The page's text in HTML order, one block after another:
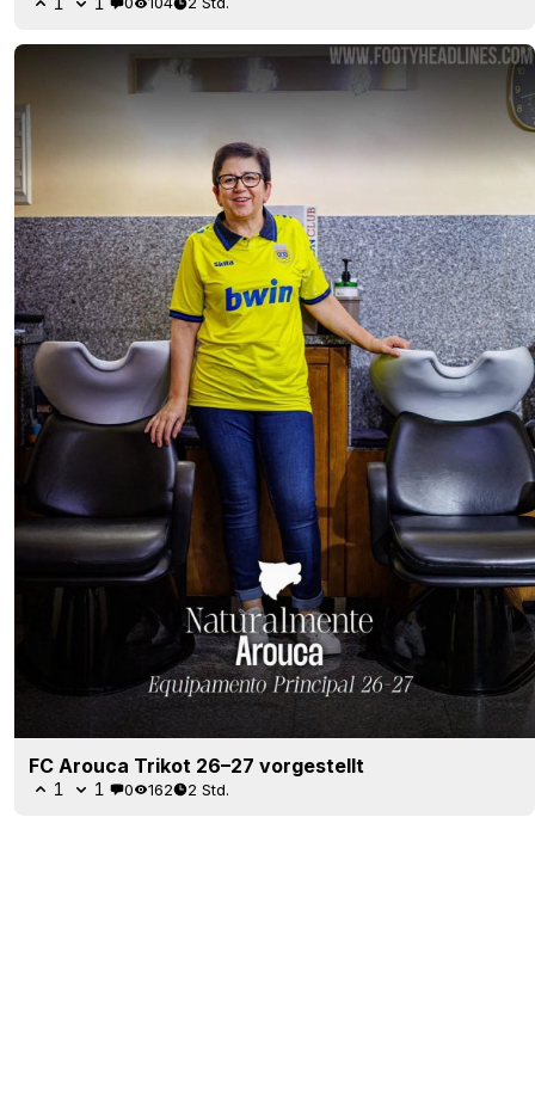
FC Arouca Trikot 26–27 vorgestellt
1 1 0 162 2 Std.